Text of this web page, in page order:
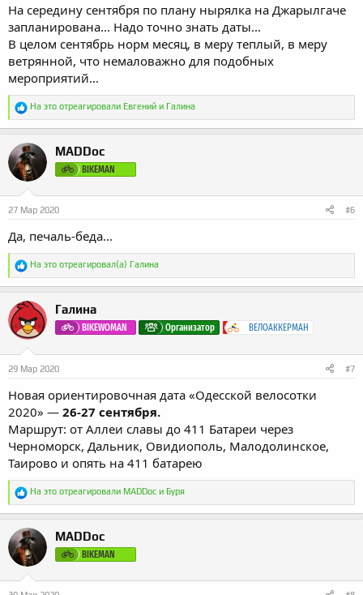
На середину сентября по плану нырялка на Джарылгаче
запланирована... Надо точно знать даты...
В целом сентябрь норм месяц, в меру теплый, в меру
ветрянной, что немаловажно для подобных
мероприятий...
Р
а
к
ц
и
и
:
На это отреагировали Евгений и Галина
MADDoc
BIKEMAN
27 Мар 2020 #6
Да, печаль-беда...
Р
а
к
ц
и
и
:
На это отреагировал(а) Галина
Галина
BIKEWOMAN Организатор ВЕЛОАККЕРМАН
29 Мар 2020 #7
Новая ориентировочная дата «Одесской велосотки
2020» — 26-27 сентября.
Маршрут: от Аллеи славы до 411 Батареи через
Черноморск, Дальник, Овидиополь, Малодолинское,
Таирово и опять на 411 батарею
Р
а
к
ц
и
и
:
На это отреагировали MADDoc и Буря
MADDoc
BIKEMAN